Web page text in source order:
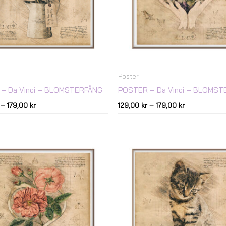
Da Vinci – BLOMSTERFÅNG
– 179,00 kr
Poster
POSTER – Da Vinci –
129,00 kr – 179,00 kr
till
179,00 kr
till
179,00 kr